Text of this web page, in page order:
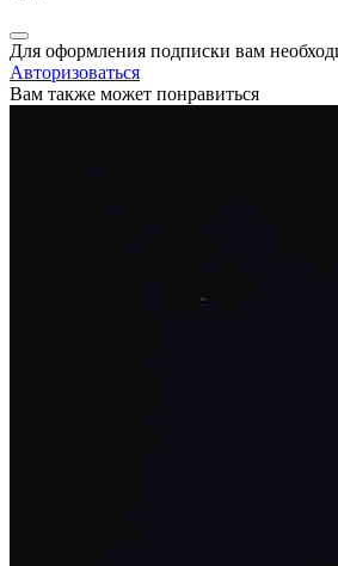
Для оформления подписки вам
Авторизоваться
Вам также может понравиться